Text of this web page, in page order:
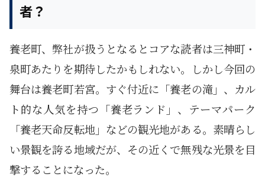
者？
養老町、弊社が扱うとなるとコアな読者は三神町・
泉町あたりを期待したかもしれない。しかし今回の
舞台は養老町若宮。すぐ付近に「養老の滝」、カル
ト的な人気を持つ「養老ランド」、テーマパーク
「養老天命反転地」などの観光地がある。素晴らし
い景観を誇る地域だが、その近くで無残な光景を目
撃することになった。